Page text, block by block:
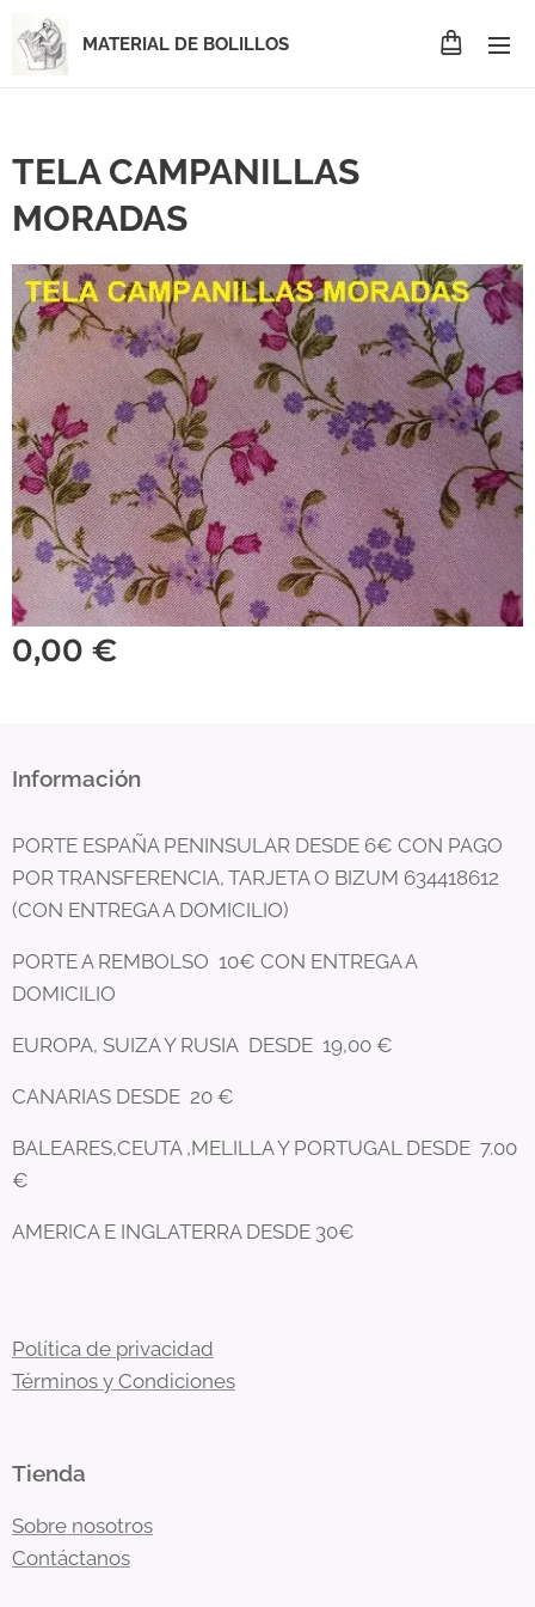
MATERIAL DE BOLILLOS
TELA CAMPANILLAS
MORADAS
0,00 €
Información
PORTE ESPAÑA PENINSULAR DESDE 6€ CON PAGO
POR TRANSFERENCIA, TARJETA O BIZUM 634418612
(CON ENTREGA A DOMICILIO)
PORTE A REMBOLSO 10€ CON ENTREGA A
DOMICILIO
EUROPA, SUIZA Y RUSIA DESDE 19,00 €
CANARIAS DESDE 20 €
BALEARES,CEUTA ,MELILLA Y PORTUGAL DESDE 7.00
€
AMERICA E INGLATERRA DESDE 30€
Política de privacidad
Términos y Condiciones
Tienda
Sobre nosotros
Contáctanos